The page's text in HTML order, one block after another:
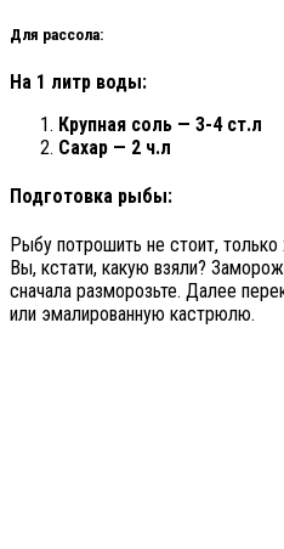
Для рассола:
На 1 литр воды:
Крупная соль — 3-4 ст.л
Сахар — 2 ч.л
Подготовка рыбы:
Рыбу потрошить не стоит,
Вы, кстати, какую взяли?
сначала разморозьте. Далее
или эмалированную кастрюлю.